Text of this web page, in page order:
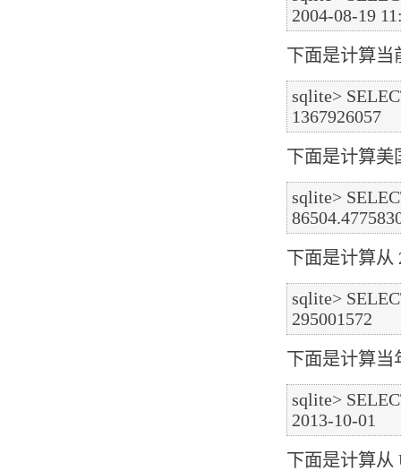
下面是计算当
sqlite>
下面是计算美
sqlite>
下面是计算从
sqlite>
下面是计算当
sqlite>
下面是计算从